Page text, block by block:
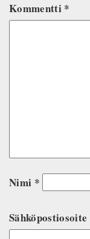
Kommentti *
Nimi *
Sähköpostiosoite